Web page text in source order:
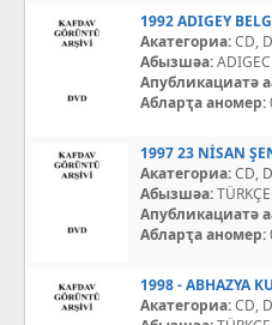
1992 ADIGEY
Акатегориа:CD,
Абызшәа:
Апубликациатә
Абларҭа аномер:
1997 23 NİSAN
Акатегориа:CD,
Абызшәа:TÜRKÇE
Апубликациатә
Абларҭа аномер:
1998 - ABHAZYA
Акатегориа:CD,